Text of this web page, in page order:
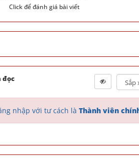
Click để đánh giá bài viết
đọc
nhập với tư cách là Thành viên